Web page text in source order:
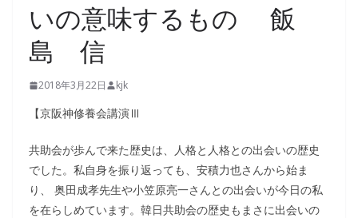
いの意味するもの 飯
島 信
2018年3月22日 kjk
【京阪神修養会講演Ⅲ
共助会が歩んで来た歴史は、人格と人格との出会いの歴史
でした。私自身を振り返っても、安積力也さんから始ま
り、 奥田成孝先生や小笠原亮一さんとの出会いが今日の私
を在らしめています。韓日共助会の歴史もまさに出会いの